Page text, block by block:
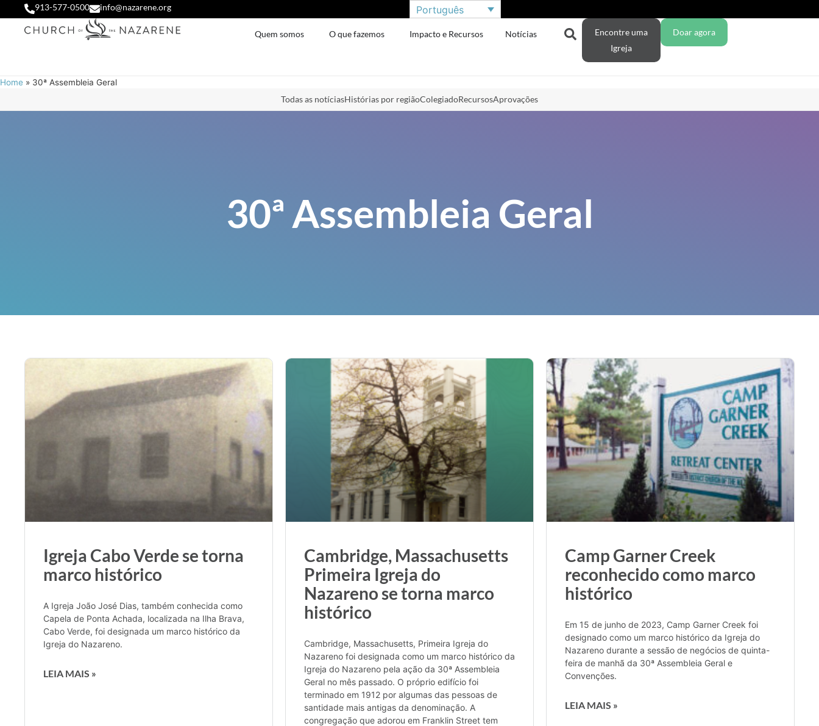
913-577-0500 info@nazarene.org Português
Quem somos O que fazemos Impacto e Recursos Notícias
Encontre uma
Igreja
Doar agora
Home » 30ª Assembleia Geral
Todas as notíciasHistórias por regiãoColegiadoRecursosAprovações
30ª Assembleia Geral
Igreja Cabo Verde se torna
marco histórico
A Igreja João José Dias, também conhecida como
Capela de Ponta Achada, localizada na Ilha Brava,
Cabo Verde, foi designada um marco histórico da
Igreja do Nazareno.
LEIA MAIS »
Cambridge, Massachusetts
Primeira Igreja do
Nazareno se torna marco
histórico
Cambridge, Massachusetts, Primeira Igreja do
Nazareno foi designada como um marco histórico da
Igreja do Nazareno pela ação da 30ª Assembleia
Geral no mês passado. O próprio edifício foi
terminado em 1912 por algumas das pessoas de
santidade mais antigas da denominação. A
congregação que adorou em Franklin Street tem
Camp Garner Creek
reconhecido como marco
histórico
Em 15 de junho de 2023, Camp Garner Creek foi
designado como um marco histórico da Igreja do
Nazareno durante a sessão de negócios de quinta-
feira de manhã da 30ª Assembleia Geral e
Convenções.
LEIA MAIS »